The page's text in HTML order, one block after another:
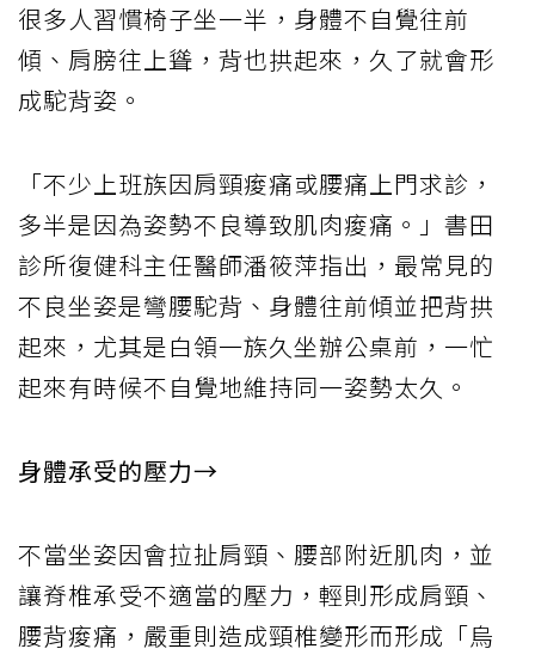
很多人習慣椅子坐一半，身體不自覺往前
傾、肩膀往上聳，背也拱起來，久了就會形
成駝背姿。
「不少上班族因肩頸痠痛或腰痛上門求診，
多半是因為姿勢不良導致肌肉痠痛。」書田
診所復健科主任醫師潘筱萍指出，最常見的
不良坐姿是彎腰駝背、身體往前傾並把背拱
起來，尤其是白領一族久坐辦公桌前，一忙
起來有時候不自覺地維持同一姿勢太久。
身體承受的壓力→
不當坐姿因會拉扯肩頸、腰部附近肌肉，並
讓脊椎承受不適當的壓力，輕則形成肩頸、
腰背痠痛，嚴重則造成頸椎變形而形成「烏